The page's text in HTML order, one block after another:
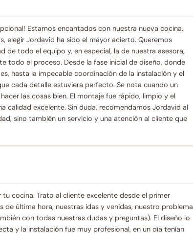
Estamos encantados con nuestra nueva cocina.
elegir Jordavid ha sido el mayor acierto. Queremos
todo el equipo y, en especial, la de nuestra asesora,
todo el proceso. Desde la fase inicial de diseño, donde
hasta la impecable coordinación de la instalación y el
cada detalle estuviera perfecto. Se nota cuando un
las cosas bien. El montaje fue rápido, limpio y el
calidad excelente. Sin duda, recomendamos Jordavid al
sino también un servicio y una atención al cliente que
cocina. Trato al cliente excelente desde el primer
última hora, nuestras idas y venidas, nuestro problema
con todas nuestras dudas y preguntas). El diseño lo
y la instalación fue muy profesional, en un día tenían